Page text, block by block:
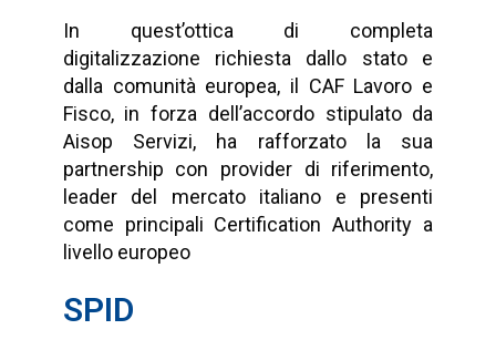
In quest’ottica di completa
digitalizzazione richiesta dallo stato e
dalla comunità europea, il CAF Lavoro e
Fisco, in forza dell’accordo stipulato da
Aisop Servizi, ha rafforzato la sua
partnership con provider di riferimento,
leader del mercato italiano e presenti
come principali Certification Authority a
livello europeo
SPID